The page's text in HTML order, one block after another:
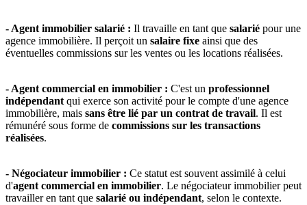
- Agent immobilier salarié : Il travaille en tant que salarié pour une
agence immobilière. Il perçoit un salaire fixe ainsi que des
éventuelles commissions sur les ventes ou les locations réalisées.
- Agent commercial en immobilier : C'est un professionnel
indépendant qui exerce son activité pour le compte d'une agence
immobilière, mais sans être lié par un contrat de travail. Il est
rémunéré sous forme de commissions sur les transactions
réalisées.
- Négociateur immobilier : Ce statut est souvent assimilé à celui
d'agent commercial en immobilier. Le négociateur immobilier peut
travailler en tant que salarié ou indépendant, selon le contexte.